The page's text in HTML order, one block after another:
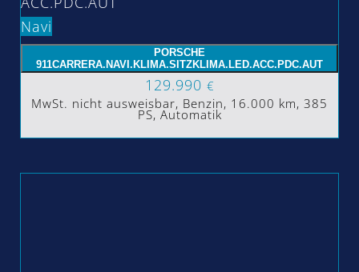
Navi
PORSCHE
911CARRERA.NAVI.KLIMA.SITZKLIMA.LED.ACC.PDC.AUT
129.990 €
MwSt. nicht ausweisbar, Benzin, 16.000 km, 385
PS, Automatik